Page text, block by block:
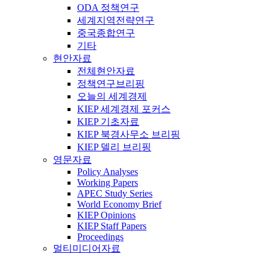
ODA 정책연구
세계지역전략연구
중국종합연구
기타
현안자료
전체현안자료
정책연구브리핑
오늘의 세계경제
KIEP 세계경제 포커스
KIEP 기초자료
KIEP 북경사무소 브리핑
KIEP 델리 브리핑
영문자료
Policy Analyses
Working Papers
APEC Study Series
World Economy Brief
KIEP Opinions
KIEP Staff Papers
Proceedings
멀티미디어자료